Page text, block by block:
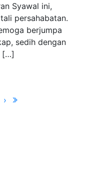
Syawal ini,
persahabatan.
berjumpa
sedih dengan
[…]
›